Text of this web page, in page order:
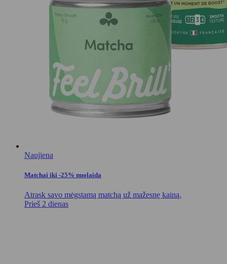
Naujiena
Matchai iki -25% nuolaida
Atrask savo mėgstamą matchą už mažesnę kainą.
Prieš 2 dienas